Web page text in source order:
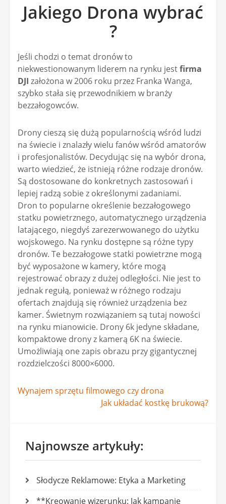
Jakiego Drona wybrać
?
Jeśli chodzi o temat dronów to
niekwestionowanym liderem na rynku jestfirma
DJI założona w 2006 roku przez Franka Wanga,
szybko stała się przewodnikiem w branży
bezzałogowców.
Drony cieszą się dużą popularnością wśród ludzi
na świecie i znalazły wielu fanów wśród amatorów
i profesjonalistów. Decydując się na wybór drona,
warto wiedzieć, że istnieją różne rodzaje dronów.
Są dostosowane do konkretnych zastosowań i
lepiej radzą sobie z określonymi zadaniami.
Dron to popularne określenie bezzałogowego
statku powietrznego, automatycznego urządzenia
latającego, niegdyś zarezerwowanego do użytku
wojskowego. Na rynku dostępne są różne typy
dronów. Te bezzałogowe statki powietrzne mogą
być wyposażone w kamery, które mogą
rejestrować obrazy z dużej odległości. Nie jest to
jednak regułą, ponieważ w różnego rodzaju
ofertach znajdują się również urządzenia bez
kamer. Świetnym rozwiązaniem są tutaj nowości
na rynku mianowicie. Drony 6k jedyne składane,
kompaktowe drony z kamerą 6K na świecie.
Umożliwiają one zapis obrazu przy gigantycznej
rozdzielczości 8000×6000.
Nawigacja
Wynajem sprzętu filmowego czy drona
Jak układać kostkę brukową?
Najnowsze artykuły:
Słodycze Reklamowe: Etyka a Marketing
**Kreowanie wizerunku: Jak kampanie